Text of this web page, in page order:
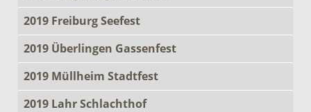
2019 Freiburg Seefest
2019 Überlingen Gassenfest
2019 Müllheim Stadtfest
2019 Lahr Schlachthof